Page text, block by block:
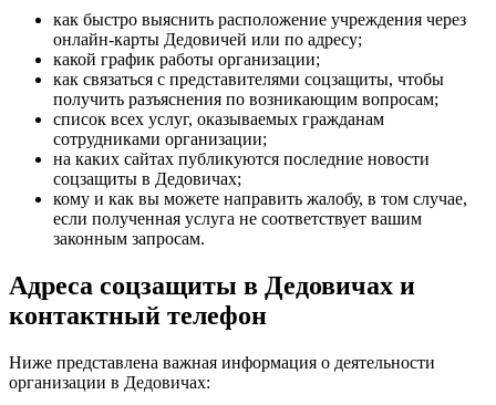
как быстро выяснить расположение учреждения через
онлайн-карты Дедовичей или по адресу;
какой график работы организации;
как связаться с представителями соцзащиты, чтобы
получить разъяснения по возникающим вопросам;
список всех услуг, оказываемых гражданам
сотрудниками организации;
на каких сайтах публикуются последние новости
соцзащиты в Дедовичах;
кому и как вы можете направить жалобу, в том случае,
если полученная услуга не соответствует вашим
законным запросам.
Адреса соцзащиты в Дедовичах и
контактный телефон
Ниже представлена важная информация о деятельности
организации в Дедовичах: